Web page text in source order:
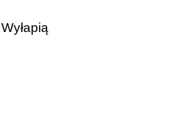
Wyłapią